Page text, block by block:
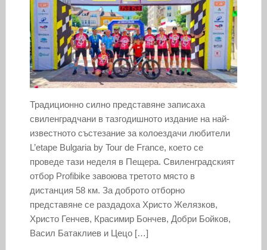
Традиционно силно представяне записаха
свиленградчани в тазгодишното издание на най-
известното състезание за колоездачи любители
L’etape Bulgaria by Tour de France, което се
проведе тази неделя в Пещера. Свиленградският
отбор Profibike завоюва третото място в
дистанция 58 км. За доброто отборно
представяне се раздадоха Христо Желязков,
Христо Генчев, Красимир Бончев, Добри Бойков,
Васил Батаклиев и Цецо […]